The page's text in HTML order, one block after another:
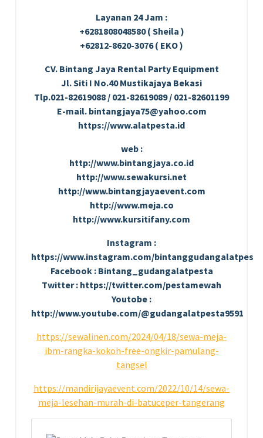
Layanan 24 Jam :
+6281808048580 ( Sheila )
+62812-8620-3076 ( EKO )
CV. Bintang Jaya Rental Party Equipment
Jl. Siti I No.40 Mustikajaya Bekasi
Tlp.021-82619088 / 021-82619089 / 021-82601199
E-mail. bintangjaya75@yahoo.com
https://www.alatpesta.id
web :
http://www.bintangjaya.co.id
http://www.sewakursi.net
http://www.bintangjayaevent.com
http://www.meja.co
http://www.kursitifany.com
Instagram :
https://www.instagram.com/
Facebook : Bintang_gudangalatpesta
Twitter : https://twitter.com/pestamewah
Youtobe :
http://www.youtube.com/@gudangalatpesta9591
https://sewalinen.com/2024/04/18/sewa-meja-
ibm-rangka-kokoh-free-ongkir-pamulang-
tangsel
https://mandirijayaevent.com/2022/10/14/sewa-
meja-lesehan-murah-di-batuceper-tangerang